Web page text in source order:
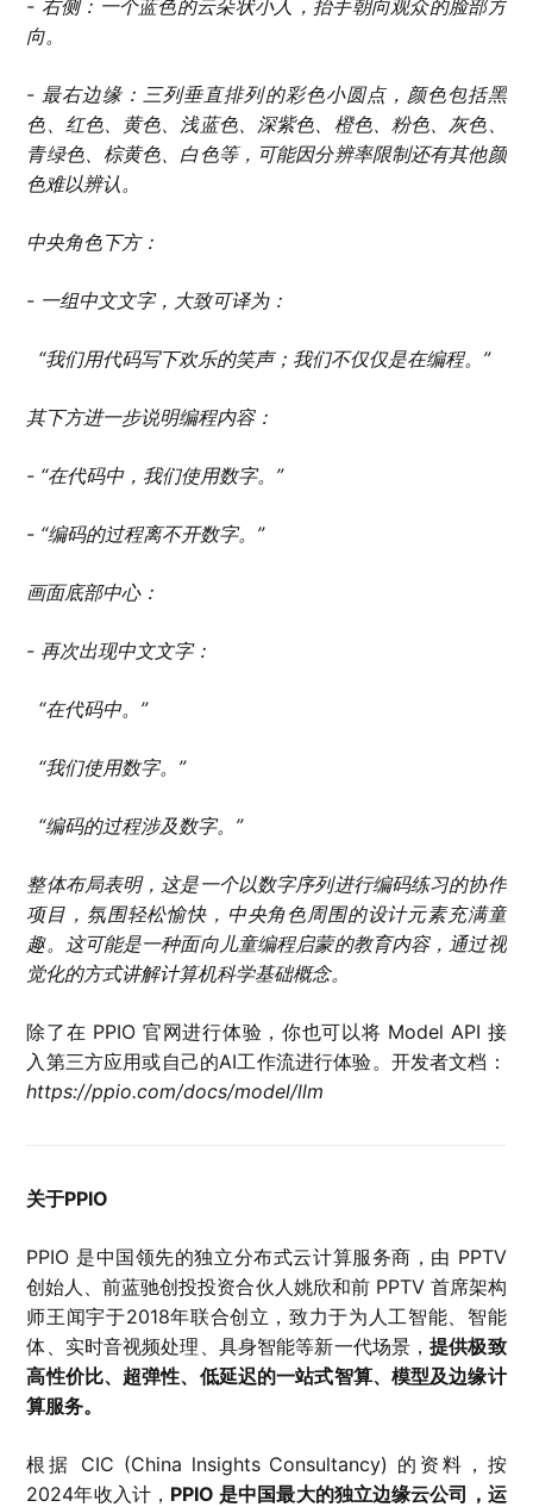
- 右侧：一个蓝色的云朵状小人，抬手朝向观众的脸部方
向。
- 最右边缘：三列垂直排列的彩色小圆点，颜色包括黑
色、红色、黄色、浅蓝色、深紫色、橙色、粉色、灰色、
青绿色、棕黄色、白色等，可能因分辨率限制还有其他颜
色难以辨认。
中央角色下方：
- 一组中文文字，大致可译为：
“我们用代码写下欢乐的笑声；我们不仅仅是在编程。”
其下方进一步说明编程内容：
- “在代码中，我们使用数字。”
- “编码的过程离不开数字。”
画面底部中心：
- 再次出现中文文字：
“在代码中。”
“我们使用数字。”
“编码的过程涉及数字。”
整体布局表明，这是一个以数字序列进行编码练习的协作
项目，氛围轻松愉快，中央角色周围的设计元素充满童
趣。这可能是一种面向儿童编程启蒙的教育内容，通过视
觉化的方式讲解计算机科学基础概念。
除了在 PPIO 官网进行体验，你也可以将 Model API 接
入第三方应用或自己的AI工作流进行体验。开发者文档：
https://ppio.com/docs/model/llm
关于PPIO
PPIO 是中国领先的独立分布式云计算服务商，由 PPTV
创始人、前蓝驰创投投资合伙人姚欣和前 PPTV 首席架构
师王闻宇于2018年联合创立，致力于为人工智能、智能
体、实时音视频处理、具身智能等新一代场景，提供极致
⾼性价⽐、超弹性、低延迟的⼀站式智算、模型及边缘计
算服务。
根据 CIC (China lnsights Consultancy) 的资料，按
2024年收入计， PPIO 是中国最大的独立边缘云公司，运